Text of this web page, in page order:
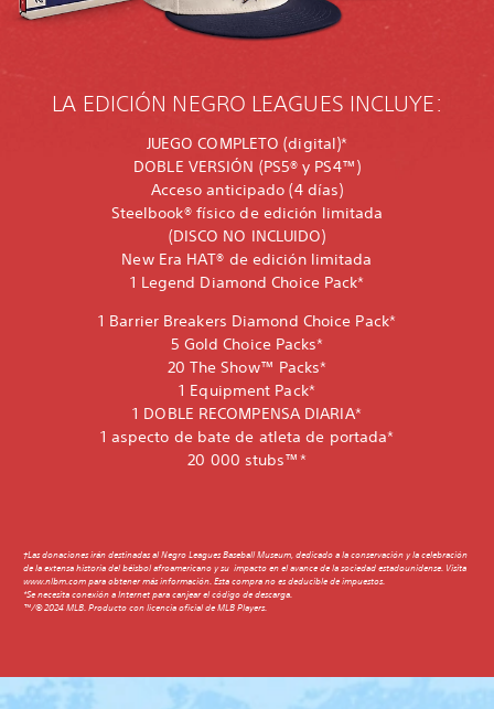
LA EDICIÓN NEGRO LEAGUES INCLUYE:
JUEGO COMPLETO (digital)*
DOBLE VERSIÓN (PS5® y PS4™)
Acceso anticipado (4 días)
Steelbook® físico de edición limitada
(DISCO NO INCLUIDO)
New Era HAT® de edición limitada
1 Legend Diamond Choice Pack*
1 Barrier Breakers Diamond Choice Pack*
5 Gold Choice Packs*
20 The Show™ Packs*
1 Equipment Pack*
1 DOBLE RECOMPENSA DIARIA*
1 aspecto de bate de atleta de portada*
20 000 stubs™*
†Las donaciones irán destinadas al Negro Leagues Baseball Museum, dedicado a la conservación y la celebración
de la extensa historia del béisbol afroamericano y su impacto en el avance de la sociedad estadounidense. Visita
www.nlbm.com para obtener más información. Esta compra no es deducible de impuestos.
*Se necesita conexión a Internet para canjear el código de descarga.
™/© 2024 MLB. Producto con licencia oficial de MLB Players.